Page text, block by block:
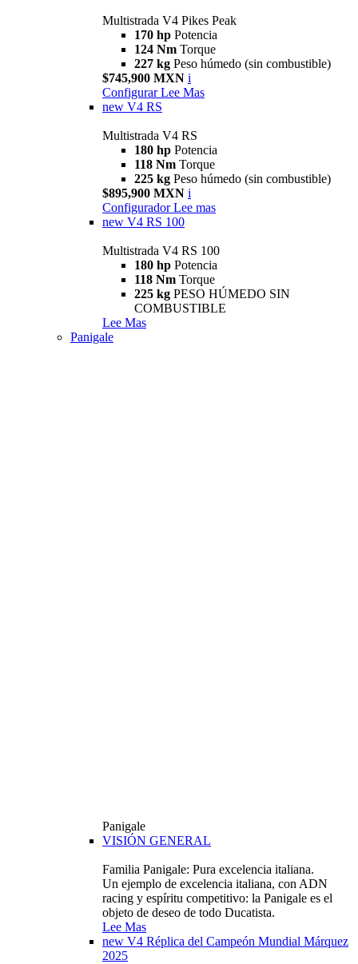
Multistrada V4 Pikes Peak
170 hp Potencia
124 Nm Torque
227 kg Peso húmedo (sin combustible)
$745,900 MXN i
Configurar Lee Mas
new V4 RS
Multistrada V4 RS
180 hp Potencia
118 Nm Torque
225 kg Peso húmedo (sin combustible)
$895,900 MXN i
Configurador Lee mas
new V4 RS 100
Multistrada V4 RS 100
180 hp Potencia
118 Nm Torque
225 kg PESO HÚMEDO SIN
COMBUSTIBLE
Lee Mas
Panigale
Panigale
VISIÓN GENERAL
Familia Panigale: Pura excelencia italiana.
Un ejemplo de excelencia italiana, con ADN
racing y espíritu competitivo: la Panigale es el
objeto de deseo de todo Ducatista.
Lee Mas
new V4 Réplica del Campeón Mundial Márquez
2025